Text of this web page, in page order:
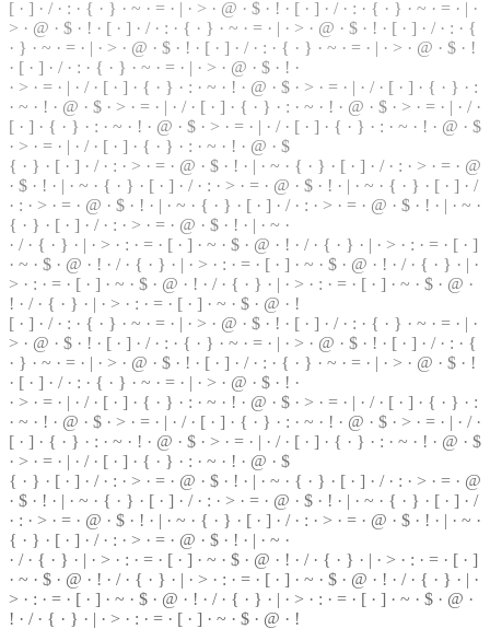
[ · ] · / · : · { · } · ~ · = · | · > · @ · $ · ! · [ · ] · / · : · { · } · ~ · = · | ·
> · @ · $ · ! · [ · ] · / · : · { · } · ~ · = · | · > · @ · $ · ! · [ · ] · / · : · {
· } · ~ · = · | · > · @ · $ · ! · [ · ] · / · : · { · } · ~ · = · | · > · @ · $ · !
· [ · ] · / · : · { · } · ~ · = · | · > · @ · $ · ! ·
· > · = · | · /· [ · ] · { · } · : · ~ · ! · @ · $ · > · = · | · / · [ · ] · { · } · :
· ~ · ! · @ · $ · > · = · | · / · [ · ] · { · } · : · ~ · ! · @ · $ · > · = · | · / ·
[ · ] · { · } · : · ~ · ! · @ · $ · > · = · | · / · [ · ] · { · } · : · ~ · ! · @ · $
· > · = · | · / · [ · ] · { · } · : · ~ · ! · @ · $
{ · } · [ · ] · / · : · > · = · @ · $ · ! · | · ~ · { · } · [ · ] · / · : · > · = · @
· $ · ! · | · ~ · { · } · [ · ] · / · : · > · = · @ · $ · ! · | · ~ · { · } · [ · ] · /
· : · > · = · @ · $ · ! · | · ~ · { · } · [ · ] · / · : · > · = · @ · $ · ! · | · ~ ·
{ · } · [ · ] · / · : · > · = · @ · $ · ! · | · ~ ·
· / · { · } · | · > · : · = · [ · ] · ~ · $ · @ · ! · / · { · } · | · > · : · = · [ · ]
· ~ · $ · @ · ! · / · { · } · | · > · : · = · [ · ] · ~ · $ · @ · ! · / · { · } · | ·
> · : · = · [ · ] · ~ · $ · @ · ! · / · { · } · | · > · : · = · [ · ] · ~ · $ · @ ·
! · / · { · } · | · > · : · = · [ · ] · ~ · $ · @ · !
[ · ] · / · : · { · } · ~ · = · | · > · @ · $ · ! · [ · ] · / · : · { · } · ~ · = · | ·
> · @ · $ · ! · [ · ] · / · : · { · } · ~ · = · | · > · @ · $ · ! · [ · ] · / · : · {
· } · ~ · = · | · > · @ · $ · ! · [ · ] · / · : · { · } · ~ · = · | · > · @ · $ · !
· [ · ] · / · : · { · } · ~ · = · | · > · @ · $ · ! ·
· > · = · | · / · [ · ] · { · } · : · ~ · ! · @ · $ · > · = · | · / · [ · ] · { · } · :
· ~ · ! · @ · $ · > · = · | · / · [ · ] · { · } · : · ~ · ! · @ · $ · > · = · | · / ·
[ · ] · { · } · : · ~ · ! · @ · $ · > · = · | · / · [ · ] · { · } · : · ~ · ! · @ · $
· > · = · | · / · [ · ] · { · } · : · ~ · ! · @ · $
{ · } · [ · ] · / · : · > · = · @ · $ · ! · | · ~ · { · } · [ · ] · / · : · > · = · @
· $ · ! · | · ~ · { · } · [ · ] · / · : · > · = · @ · $ · ! · | · ~ · { · } · [ · ] · /
· : · > · = · @ · $ · ! · | · ~ · { · } · [ · ] · /· : · > · = · @ · $ · ! · | · ~ ·
{ · } · [ · ] · / · : · > · = · @ · $ · ! · | · ~ ·
· / · { · } · | · > · : · = · [ · ] · ~ · $ · @ · ! · / · { · } · | · > · : · = · [ · ]
· ~ · $ · @ · ! · / · { · } · | · > · : · = · [ · ] · ~ · $ · @ · ! · /· { · } · | ·
> · : · = · [ · ] · ~ · $ · @ · ! · / · { · } · | · > · : · = · [ · ] · ~ · $ · @ ·
! · / · { · } · | · > · : · = · [ · ] · ~ · $ · @ · !